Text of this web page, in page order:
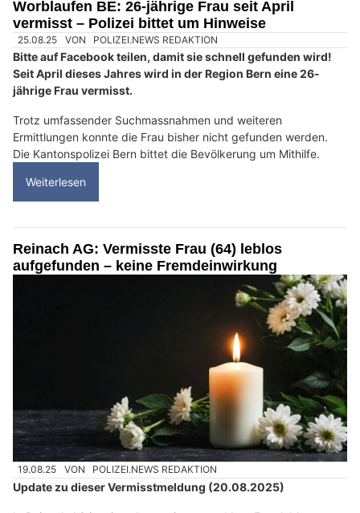
Worblaufen BE: 26-jährige Frau seit April
vermisst – Polizei bittet um Hinweise
25.08.25 VON POLIZEI.NEWS REDAKTION
Bitte auf Facebook teilen, damit sie schnell gefunden wird!
Seit April dieses Jahres wird in der Region Bern eine 26-
jährige Frau vermisst.
Trotz umfassender Suchmassnahmen und weiteren
Ermittlungen konnte die Frau bisher nicht gefunden werden.
Die Kantonspolizei Bern bittet die Bevölkerung um Mithilfe.
Weiterlesen
Reinach AG: Vermisste Frau (64) leblos
aufgefunden – keine Fremdeinwirkung
19.08.25 VON POLIZEI.NEWS REDAKTION
Update zu dieser Vermisstmeldung (20.08.2025)